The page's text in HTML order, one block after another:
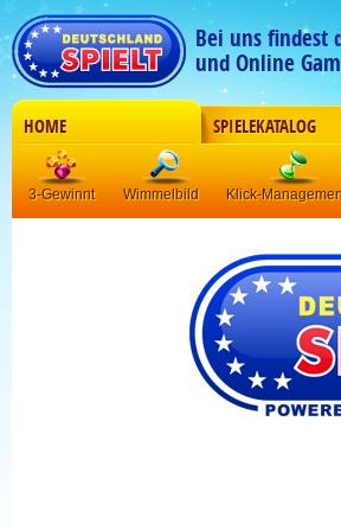
Bei uns findest
und Online
HOME SPIELEKATALOG
3-Gewinnt Wimmelbild Klick-